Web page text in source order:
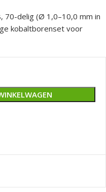
70-delig (Ø 1,0–10,0 mm in
kobaltborenset voor